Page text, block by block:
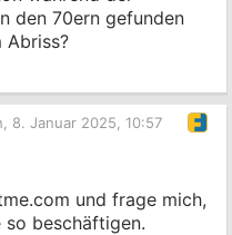
den 70ern gefunden
Abriss?
8. Januar 2025, 10:57
und frage mich,
beschäftigen.